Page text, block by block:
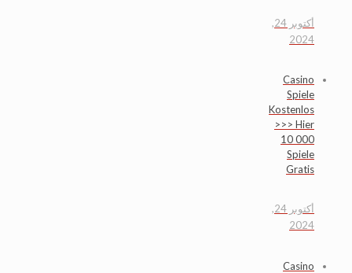
أكتوبر 24,
2024
Casino
Spiele
Kostenlos
>>> Hier
10 000
Spiele
Gratis
أكتوبر 24,
2024
Casino